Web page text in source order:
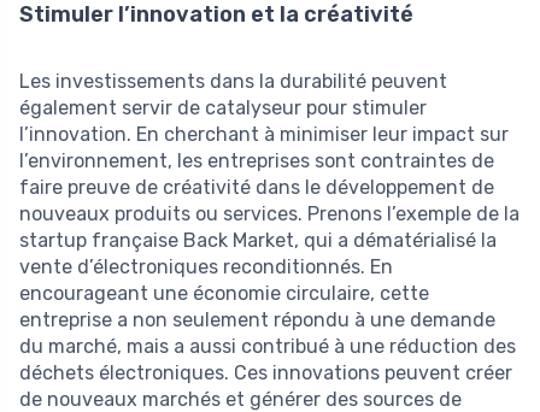
Stimuler l’innovation et la créativité
Les investissements dans la durabilité peuvent
également servir de catalyseur pour stimuler
l’innovation. En cherchant à minimiser leur impact sur
l’environnement, les entreprises sont contraintes de
faire preuve de créativité dans le développement de
nouveaux produits ou services. Prenons l’exemple de la
startup française Back Market, qui a dématérialisé la
vente d’électroniques reconditionnés. En
encourageant une économie circulaire, cette
entreprise a non seulement répondu à une demande
du marché, mais a aussi contribué à une réduction des
déchets électroniques. Ces innovations peuvent créer
de nouveaux marchés et générer des sources de